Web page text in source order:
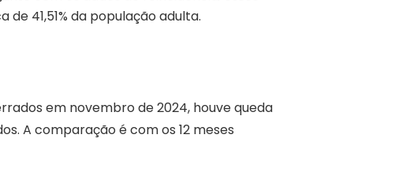
41,51% da população adulta.
em novembro de 2024, houve queda
A comparação é com os 12 meses